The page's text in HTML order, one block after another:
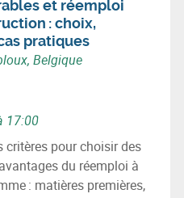
et réemploi
: choix,
pratiques
Belgique
17:00
critères pour choisir des
du réemploi à
: matières premières,